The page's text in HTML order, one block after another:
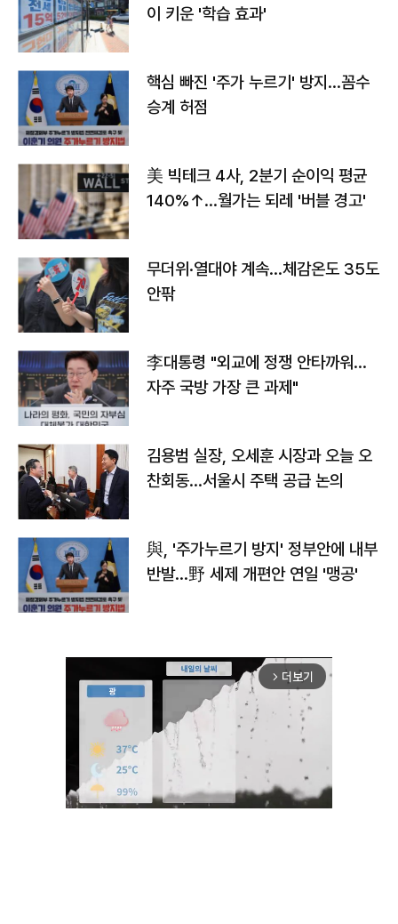
이 키운 '학습 효과'
핵심 빠진 '주가 누르기' 방지…꼼수
승계 허점
美 빅테크 4사, 2분기 순이익 평균
140%↑…월가는 되레 '버블 경고'
무더위·열대야 계속…체감온도 35도
안팎
李대통령 "외교에 정쟁 안타까워…
자주 국방 가장 큰 과제"
김용범 실장, 오세훈 시장과 오늘 오
찬회동...서울시 주택 공급 논의
與, '주가누르기 방지' 정부안에 내부
반발…野 세제 개편안 연일 '맹공'
arrow_forward_ios 더보기